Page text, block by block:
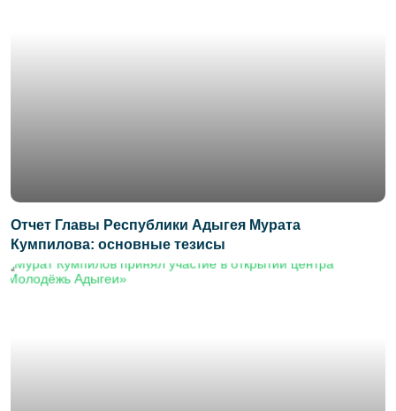
Отчет Главы Республики Адыгея Мурата
Кумпилова: основные тезисы